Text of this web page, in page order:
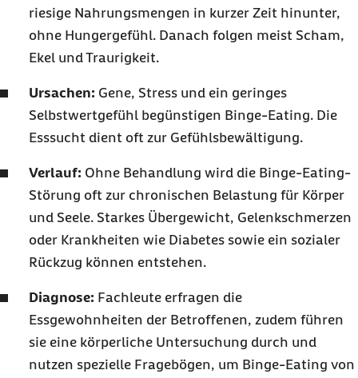
riesige Nahrungsmengen in kurzer Zeit hinunter,
ohne Hungergefühl. Danach folgen meist Scham,
Ekel und Traurigkeit.
Ursachen: Gene, Stress und ein geringes
Selbstwertgefühl begünstigen Binge-Eating. Die
Esssucht dient oft zur Gefühlsbewältigung.
Verlauf: Ohne Behandlung wird die Binge-Eating-
Störung oft zur chronischen Belastung für Körper
und Seele. Starkes Übergewicht, Gelenkschmerzen
oder Krankheiten wie Diabetes sowie ein sozialer
Rückzug können entstehen.
Diagnose: Fachleute erfragen die
Essgewohnheiten der Betroffenen, zudem führen
sie eine körperliche Untersuchung durch und
nutzen spezielle Fragebögen, um Binge-Eating von